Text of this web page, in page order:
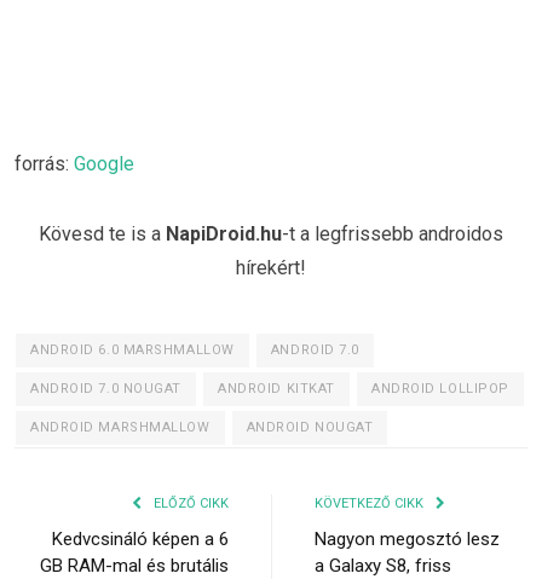
forrás: Google
Kövesd te is a NapiDroid.hu-t a legfrissebb androidos
hírekért!
ANDROID 6.0 MARSHMALLOW ANDROID 7.0
ANDROID 7.0 NOUGAT ANDROID KITKAT ANDROID LOLLIPOP
ANDROID MARSHMALLOW ANDROID NOUGAT
ELŐZŐ CIKK
Kedvcsináló képen a 6
GB RAM-mal és brutális
KÖVETKEZŐ CIKK
Nagyon megosztó lesz
a Galaxy S8, friss